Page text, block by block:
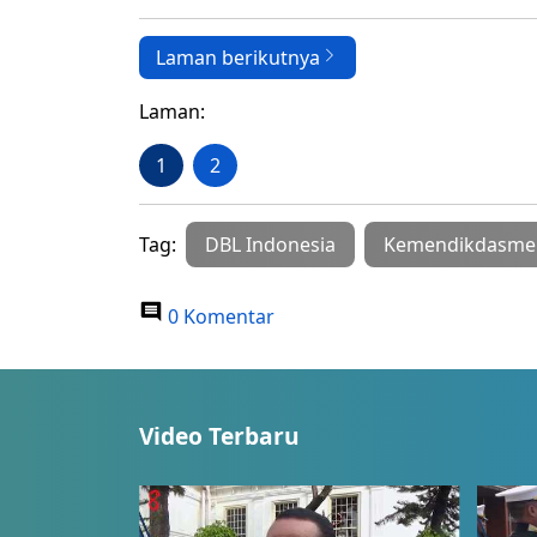
Laman berikutnya
Laman:
1 2
Tag: DBL Indonesia
0 Komentar
Video Terbaru